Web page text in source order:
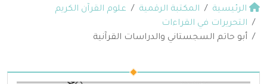
الرئيسية المكتبة الرقمية
علوم القرآن الكريم
التحريرات في القراءات
أبو حاتم السجستاني والدراسات القرآنية